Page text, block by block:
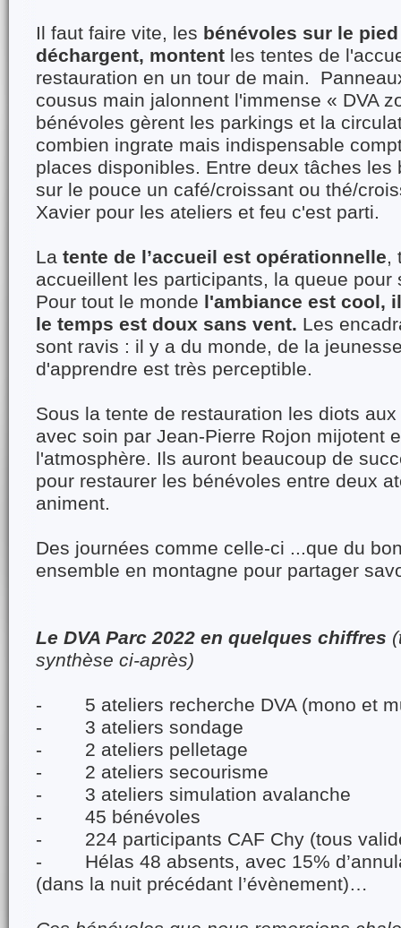
Il faut faire vite, les bénévoles sur le
déchargent, montent les tentes de
restauration en un tour de main.
cousus main jalonnent l'immense « DVA
bénévoles gèrent les parkings et la
combien ingrate mais indispensable
places disponibles. Entre deux tâches les
sur le pouce un café/croissant ou thé/
Xavier pour les ateliers et feu c'est parti.
La tente de l’accueil est opérationnelle,
accueillent les participants, la queue pour
Pour tout le monde l'ambiance est cool,
le temps est doux sans vent. Les
sont ravis : il y a du monde, de la
d'apprendre est très perceptible.
Sous la tente de restauration les diots
avec soin par Jean-Pierre Rojon mijotent
l'atmosphère. Ils auront beaucoup de
pour restaurer les bénévoles entre deux
animent.
Des journées comme celle-ci ...que du
ensemble en montagne pour partager
Le DVA Parc 2022 en quelques chiffres
synthèse ci-après)
- 5 ateliers recherche DVA (mono et
- 3 ateliers sondage
- 2 ateliers pelletage
- 2 ateliers secourisme
- 3 ateliers simulation avalanche
- 45 bénévoles
- 224 participants CAF Chy (tous
- Hélas 48 absents, avec 15%
(dans la nuit précédant l’évènement)…